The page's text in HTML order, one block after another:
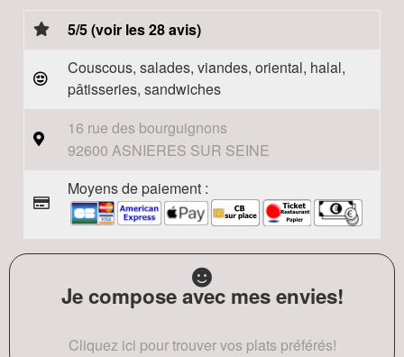
5/5 (voir les 28 avis)
Couscous, salades, viandes, oriental, halal,
pâtisseries, sandwiches
16 rue des bourguignons
92600 ASNIERES SUR SEINE
Moyens de paiement :
Je compose avec mes envies!
Cliquez ici pour trouver vos plats préférés!